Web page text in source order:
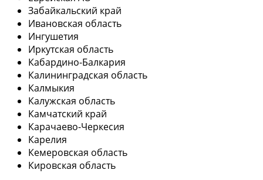
Забайкальский край
Ивановская область
Ингушетия
Иркутская область
Кабардино-Балкария
Калининградская область
Калмыкия
Калужская область
Камчатский край
Карачаево-Черкесия
Карелия
Кемеровская область
Кировская область